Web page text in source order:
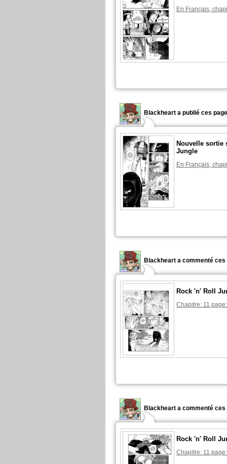
En Français,
Blackheart a publié ces
Nouvelle sortie
Jungle
En Français,
Blackheart a commenté ces
Rock 'n' Roll
Chapitre: 11
Blackheart a commenté ces
Rock 'n' Roll
Chapitre: 11